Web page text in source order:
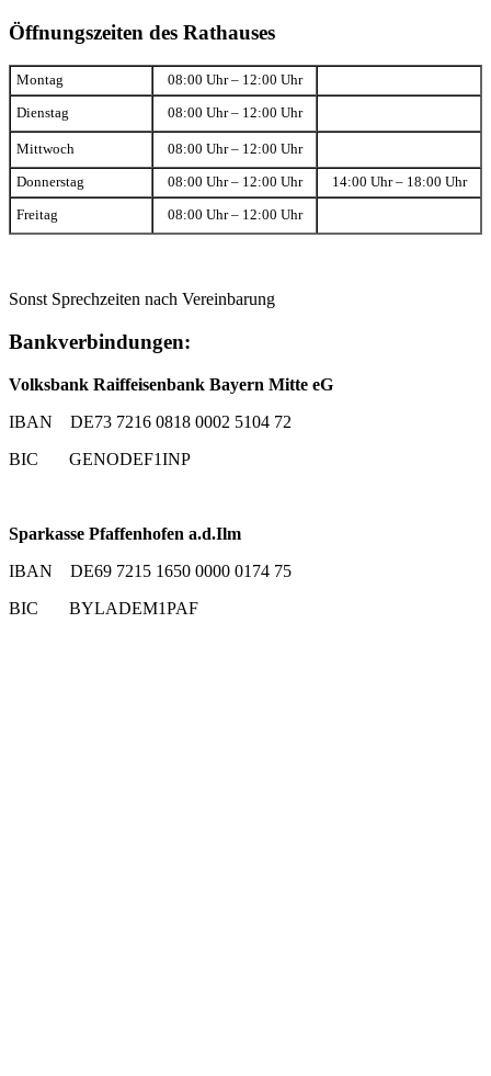
Öffnungszeiten des Rathauses
Montag 08:00 Uhr – 12:00 Uhr
Dienstag 08:00 Uhr – 12:00 Uhr
Mittwoch 08:00 Uhr – 12:00 Uhr
Donnerstag 08:00 Uhr – 12:00 Uhr 14:00 Uhr – 18:00 Uhr
Freitag 08:00 Uhr – 12:00 Uhr
Sonst Sprechzeiten nach Vereinbarung
Bankverbindungen:
Volksbank Raiffeisenbank Bayern Mitte eG
IBAN DE73 7216 0818 0002 5104 72
BIC GENODEF1INP
Sparkasse Pfaffenhofen a.d.Ilm
IBAN DE69 7215 1650 0000 0174 75
BIC BYLADEM1PAF